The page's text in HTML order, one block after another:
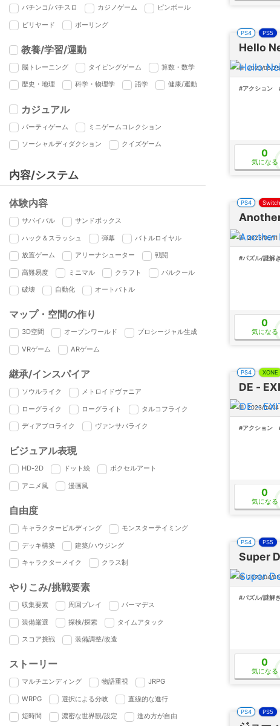
Hello
PS4 PS5
2023/05/25
#アクション
0
気になる
PS4 Switch
2023/05/11
#パズル/謎解き
0
気になる
DE -
PS4 XONE
2023/04/14
#アクション
0
気になる
Super
PS4 PS5
2023/04/05
#パズル/謎解き
0
気になる
PS4 PS5
パチンコ/パチスロ カジノゲーム ピンボール
ビリヤード ボーリング
教養/学習/運動
脳トレーニング タイピングゲーム 算数・数学
歴史・地理 科学・物理学 語学 健康/運動
カジュアル
パーティゲーム ミニゲームコレクション
ソーシャルディダクション クイズゲーム
内容/システム
体験内容
サバイバル サンドボックス
ハック＆スラッシュ 弾幕 バトルロイヤル
放置ゲーム アリーナシューター 戦闘
高難易度 ミニマル クラフト パルクール
破壊 自動化 オートバトル
マップ・空間の作り
3D空間 オープンワールド プロシージャル生成
VRゲーム ARゲーム
継承/インスパイア
ソウルライク メトロイドヴァニア
ローグライク ローグライト タルコフライク
ディアブロライク ヴァンサバライク
ビジュアル表現
HD-2D ドット絵 ボクセルアート
アニメ風 漫画風
自由度
キャラクタービルディング モンスターテイミング
デッキ構築 建築/ハウジング
キャラクターメイク クラス制
やりこみ/挑戦要素
収集要素 周回プレイ パーマデス
装備厳選 探検/探索 タイムアタック
スコア挑戦 装備調整/改造
ストーリー
マルチエンディング 物語重視 JRPG
WRPG 選択による分岐 直線的な進行
短時間 濃密な世界観/設定 進め方が自由